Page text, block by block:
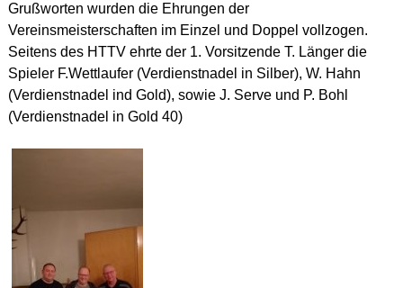
Grußworten wurden die Ehrungen der
Vereinsmeisterschaften im Einzel und Doppel vollzogen.
Seitens des HTTV ehrte der 1. Vorsitzende T. Länger die
Spieler F.Wettlaufer (Verdienstnadel in Silber), W. Hahn
(Verdienstnadel ind Gold), sowie J. Serve und P. Bohl
(Verdienstnadel in Gold 40)